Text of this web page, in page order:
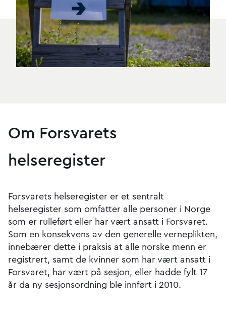
Om Forsvarets
helseregister
Forsvarets helseregister er et sentralt
helseregister som omfatter alle personer i Norge
som er rulleført eller har vært ansatt i Forsvaret.
Som en konsekvens av den generelle verneplikten,
innebærer dette i praksis at alle norske menn er
registrert, samt de kvinner som har vært ansatt i
Forsvaret, har vært på sesjon, eller hadde fylt 17
år da ny sesjonsordning ble innført i 2010.